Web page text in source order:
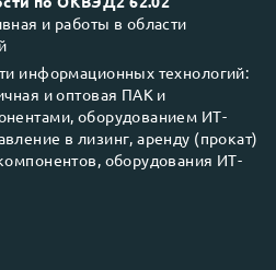
и работы в области
информационных технологий:
и оптовая ПАК и
оборудованием ИТ-
в лизинг, аренду (прокат)
оборудования ИТ-